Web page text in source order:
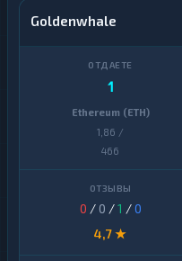
Goldenwhale
1
Ethereum (ETH)
1,86 /
466
0 / 0 /1 /0
4,7 ★